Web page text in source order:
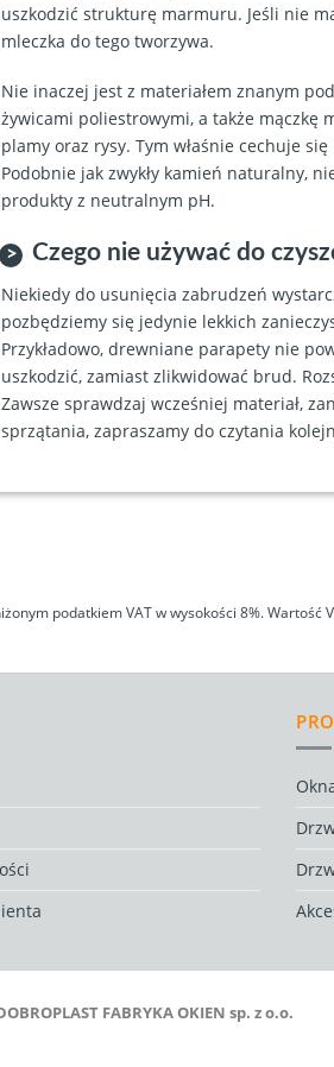
uszkodzić strukturę marmuru. Jeśli nie
mleczka do tego tworzywa.
Nie inaczej jest z materiałem znanym
żywicami poliestrowymi, a także mączkę
plamy oraz rysy. Tym właśnie cechuje
Podobnie jak zwykły kamień naturalny,
produkty z neutralnym pH.
Czego nie używać do
Niekiedy do usunięcia zabrudzeń
pozbędziemy się jedynie lekkich
Przykładowo, drewniane parapety nie
uszkodzić, zamiast zlikwidować brud.
Zawsze sprawdzaj wcześniej materiał,
sprzątania, zapraszamy do czytania
podatkiem VAT w wysokości 8%.
FABRYKA OKIEN sp. z o.o.